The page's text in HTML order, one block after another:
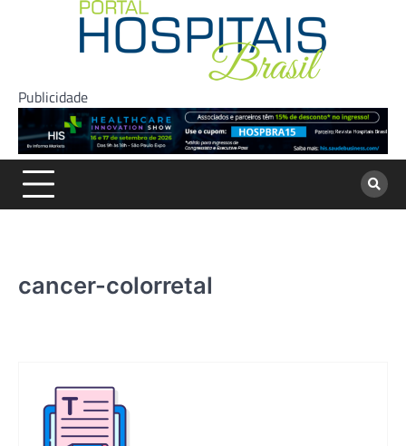
Publicidade
cancer-colorretal